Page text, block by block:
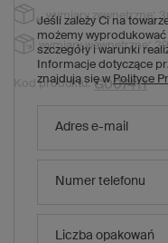
Jeśli zależy Ci na
możemy
szczegóły i warunki
Informacje dotyczące
znajdują się w Polityce
Adres e-mail
Numer telefonu
Liczba opakowań
wymiary zewnętrzne:
wymiary wewnętrzne:
Kod produktu: G007411
Cena regularna: 3 957,60 zł
Wysyłka